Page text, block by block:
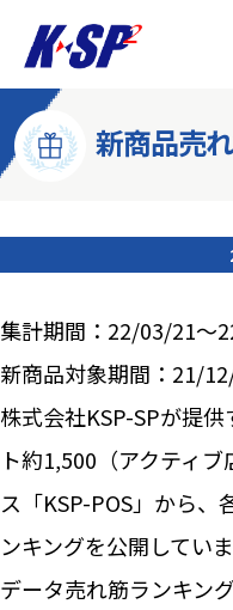
新商品売
集計期間：22/03/21～
新商品対象期間：21/
株式会社KSP-SPが提
ト約1,500（アクティ
ス「KSP-POS」から
ンキングを公開してい
データ売れ筋ランキン